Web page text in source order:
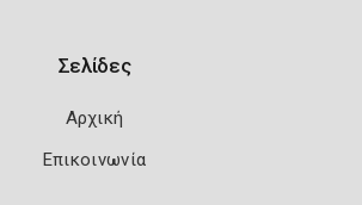
Σελίδες
Αρχική
Επικοινωνία